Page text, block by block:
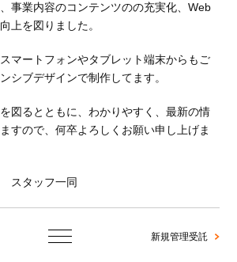
事業内容のコンテンツのの充実化、Web
上を図りました。
マートフォンやタブレット端末からもご
シブデザインで制作してます。
図るとともに、わかりやすく、最新の情
すので、何卒よろしくお願い申し上げま
スタッフ一同
新規管理受託